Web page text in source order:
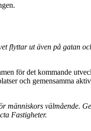
flyttar ut även på gatan
för det kommande
och gemensamma
välmående.
Fastigheter.